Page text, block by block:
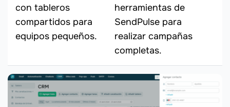
con tableros
compartidos para
equipos pequeños.
herramientas de
SendPulse para
realizar campañas
completas.